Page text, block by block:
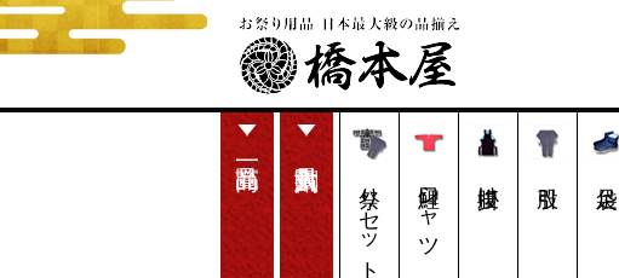
祭りセット 鯉口シャツ 腹掛け